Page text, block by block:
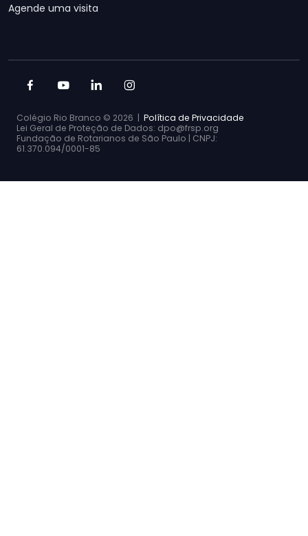
Agende uma visita
Colégio Rio Branco © 2026 | Política de Privacidade
Lei Geral de Proteção de Dados: dpo@frsp.org
Fundação de Rotarianos de São Paulo | CNPJ:
61.370.094/0001-85